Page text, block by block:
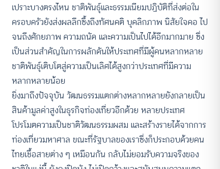
เปราะบางตรงไหน ชาติพันธุ์และธรรมเนียมปฏิบัติที่ส่งต่อใน
ครอบครัวยังส่งผลลึกซึ้งถึงทัศนคติ บุคลิกภาพ นิสัยใจคอ ไป
จนถึงศักยภาพ ความถนัด และความเป็นไปได้อีกมากมาย ซึ่ง
เป็นส่วนสำคัญในการผลักดันให้ประเทศที่มีผู้คนหลากหลาย
ชาติพันธุ์เติบโตสู่ความเป็นเลิศได้สูงกว่าประเทศที่มีความ
หลากหลายน้อย
ยิ่งมาถึงปัจจุบัน วัฒนธรรมแตกต่างหลากหลายยังกลายเป็น
สินค้ามูลค่าสูงในธุรกิจท่องเที่ยวอีกด้วย หลายประเทศ
โปรโมตความเป็นชาติวัฒนธรรมผสม และสร้างรายได้จากการ
ท่องเที่ยวมหาศาล ขณะที่รัฐบาลของเราซึ่งก็ประกอบด้วยคน
ไทยเชื้อสายต่าง ๆ เหมือนกัน กลับไม่ยอมรับความจริงของ